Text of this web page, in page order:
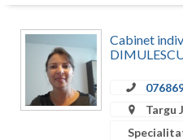
Bucuresti
Calarasi
Caras-Severin
Cabinet
Targu